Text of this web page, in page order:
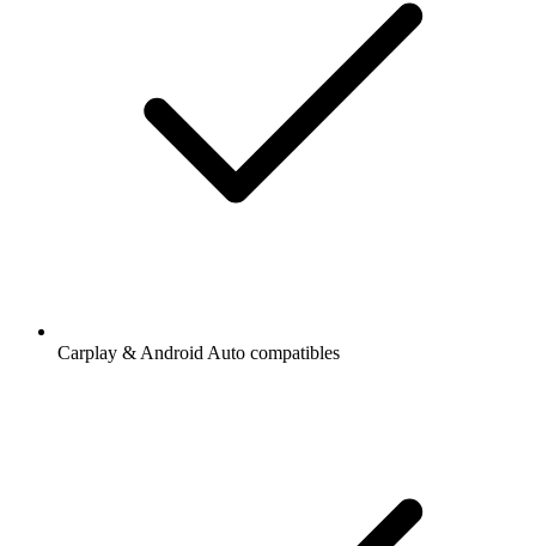
Carplay & Android Auto compatibles